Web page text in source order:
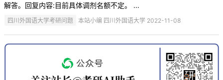
解答。回复内容:目前具体调剂名额不定。 ...
四川外国语大学考研问题 本站小编 四川外国语大学 2022-11-08